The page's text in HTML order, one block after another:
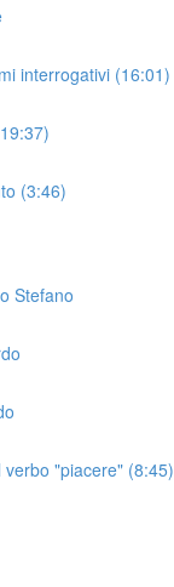
interrogativi (16:01)
(3:46)
Stefano
"piacere" (8:45)